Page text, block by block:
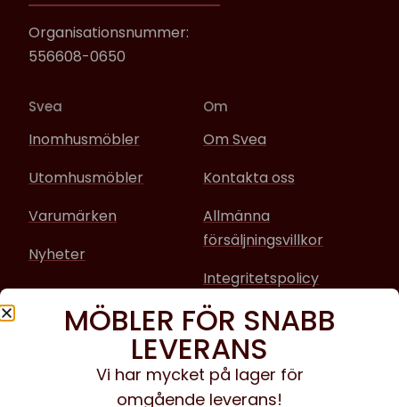
Organisationsnummer:
556608-0650
Svea
Inomhusmöbler
Utomhusmöbler
Varumärken
Nyheter
Om
Om Svea
Kontakta oss
Allmänna
försäljningsvillkor
Integritetspolicy
Sociala media
Facebook
MÖBLER FÖR SNABB
LEVERANS
Vi har mycket på lager för
omgående leverans!